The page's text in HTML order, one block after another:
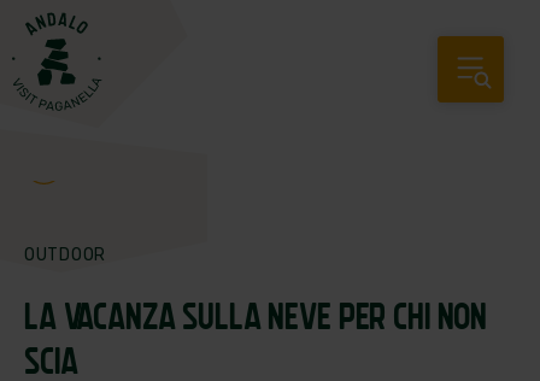
OUTDOOR
LA VACANZA SULLA NEVE PER CHI NON
SCIA